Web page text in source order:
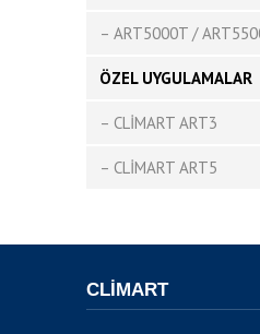
– ART5000T /
ÖZEL UYGULAMALAR
– CLİMART ART3
– CLİMART ART5
CLIMART